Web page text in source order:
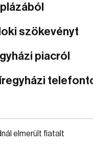
szökevényt
piacról